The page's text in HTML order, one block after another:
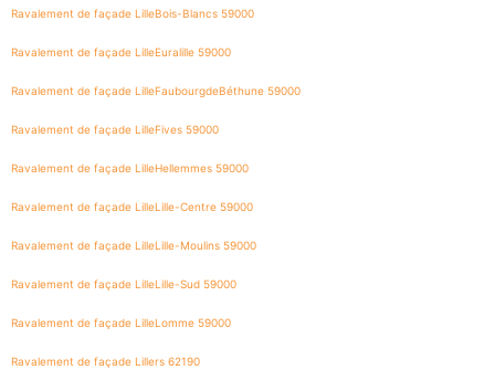
Ravalement de façade LilleBois-Blancs 59000
Ravalement de façade LilleEuralille 59000
Ravalement de façade LilleFaubourgdeBéthune 59000
Ravalement de façade LilleFives 59000
Ravalement de façade LilleHellemmes 59000
Ravalement de façade LilleLille-Centre 59000
Ravalement de façade LilleLille-Moulins 59000
Ravalement de façade LilleLille-Sud 59000
Ravalement de façade LilleLomme 59000
Ravalement de façade Lillers 62190